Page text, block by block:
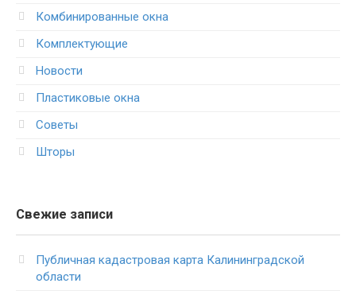
Комбинированные окна
Комплектующие
Новости
Пластиковые окна
Советы
Шторы
Свежие записи
Публичная кадастровая карта Калининградской
области